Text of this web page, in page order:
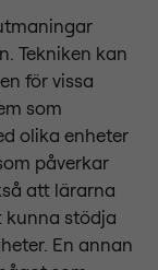
Tekniken kan
för vissa
som
olika enheter
påverkar
att lärarna
kunna stödja
En annan